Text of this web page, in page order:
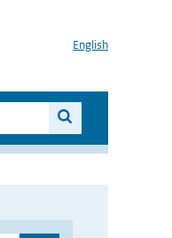
English